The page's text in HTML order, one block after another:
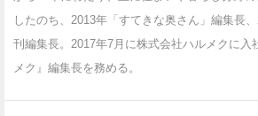
したのち、2013年「すてきな奥さん」編集長
刊編集長。2017年7月に株式会社ハルメクに入
メク』編集長を務める。